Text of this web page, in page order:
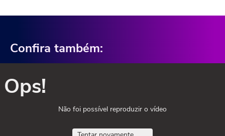
Confira também:
Ops!
Não foi possível reproduzir o vídeo